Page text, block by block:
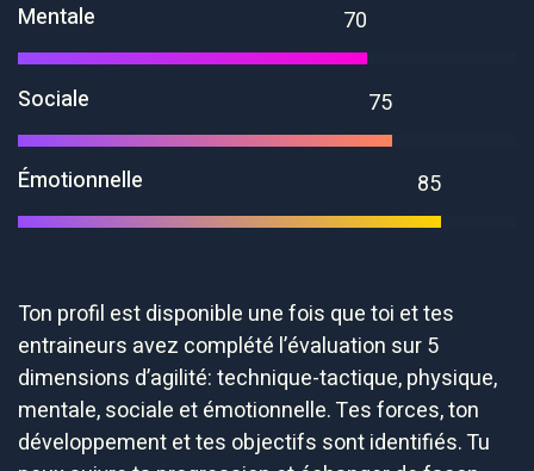
70
Mentale
75
Sociale
85
Émotionnelle
Ton profil est disponible une fois que toi et tes
entraineurs avez complété l’évaluation sur 5
dimensions d’agilité: technique-tactique, physique,
mentale, sociale et émotionnelle. Tes forces, ton
développement et tes objectifs sont identifiés. Tu